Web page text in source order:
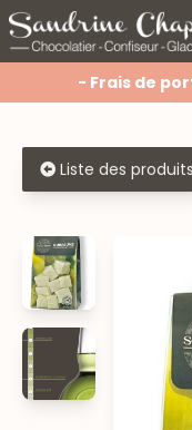
- Frais de
Liste des produits